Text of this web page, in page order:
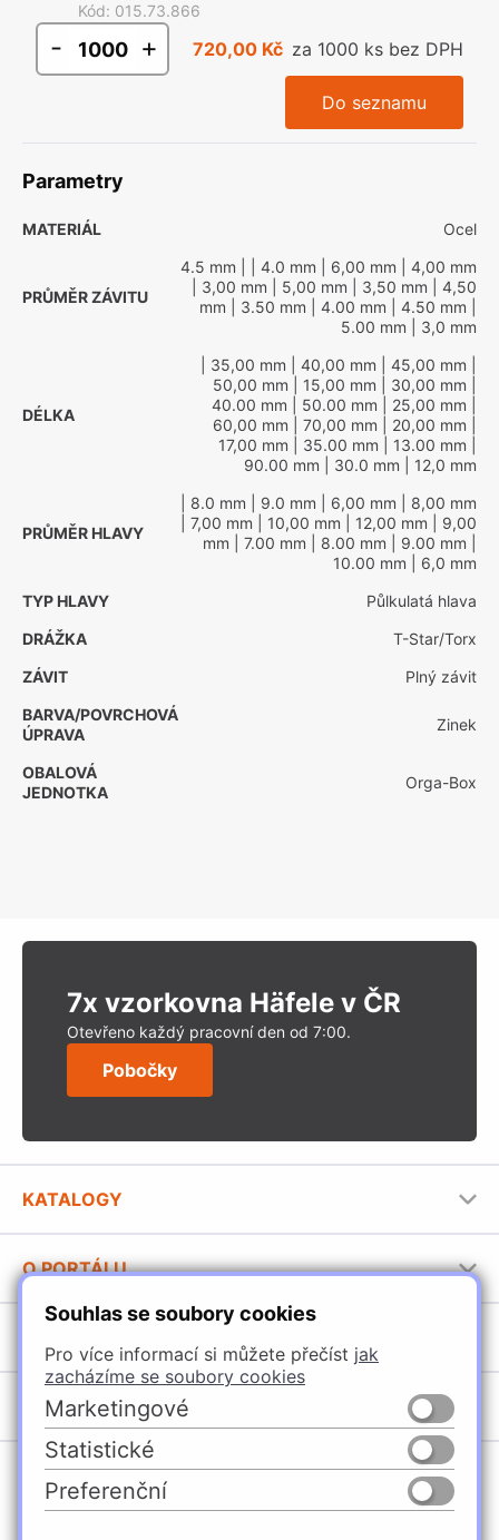
Souhlas se soubory cookies
Pro více informací si můžete přečíst jak
zacházíme se soubory cookies
Marketingové
Statistické
Preferenční
Kód: 015.73.866
- + 720,00 Kč za 1000 ks bez DPH
Do seznamu
Parametry
MATERIÁL Ocel
PRŮMĚR ZÁVITU
4.5 mm | 4.0 mm | 6,00 mm | 4,00 mm
| 3,00 mm | 5,00 mm | 3,50 mm | 4,50
mm | 3.50 mm | 4.00 mm | 4.50 mm
5.00 mm | 3,0 mm
DÉLKA
| 35,00 mm | 40,00 mm | 45,00 mm
50,00 mm | 15,00 mm | 30,00 mm
40.00 mm | 50.00 mm | 25,00 mm
60,00 mm | 70,00 mm | 20,00 mm
17,00 mm | 35.00 mm | 13.00 mm
90.00 mm | 30.0 mm | 12,0 mm
PRŮMĚR HLAVY
| 8.0 mm | 9.0 mm | 6,00 mm | 8,00 mm
| 7,00 mm | 10,00 mm | 12,00 mm | 9,00
mm | 7.00 mm | 8.00 mm | 9.00 mm
10.00 mm | 6,0 mm
TYP HLAVY
Půlkulatá hlava
DRÁŽKA
T-Star/Torx
ZÁVIT
Plný závit
BARVA/POVRCHOVÁ
ÚPRAVA
Zinek
OBALOVÁ
JEDNOTKA
Orga-Box
7x vzorkovna Häfele v ČR
Otevřeno každý pracovní den od 7:00.
Pobočky
KATALOGY
Stavební katalog Häfele
Brožury Häfele
O PORTÁLU
Provozovatel portálu
Jak používat portál
Úchytky
Nábytkové kování
Vybavení kuchyní
Osvětlení a elektro
POBOČKY
Domašín
Vyškov